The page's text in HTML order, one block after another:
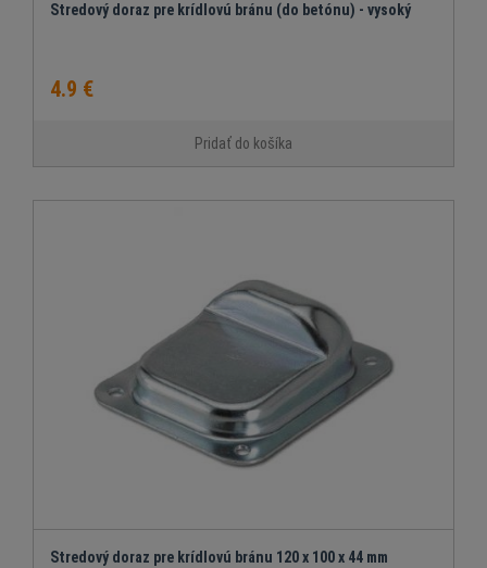
Stredový doraz pre krídlovú bránu (do betónu) - vysoký
4.9 €
Pridať do košíka
Stredový doraz pre krídlovú bránu 120 x 100 x 44 mm